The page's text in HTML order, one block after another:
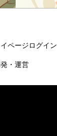
ページログイン
・運営